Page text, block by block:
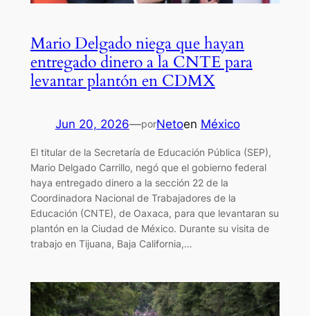
Mario Delgado niega que hayan
entregado dinero a la CNTE para
levantar plantón en CDMX
Jun 20, 2026—porNetoen México
El titular de la Secretaría de Educación Pública (SEP),
Mario Delgado Carrillo, negó que el gobierno federal
haya entregado dinero a la sección 22 de la
Coordinadora Nacional de Trabajadores de la
Educación (CNTE), de Oaxaca, para que levantaran su
plantón en la Ciudad de México. Durante su visita de
trabajo en Tijuana, Baja California,…